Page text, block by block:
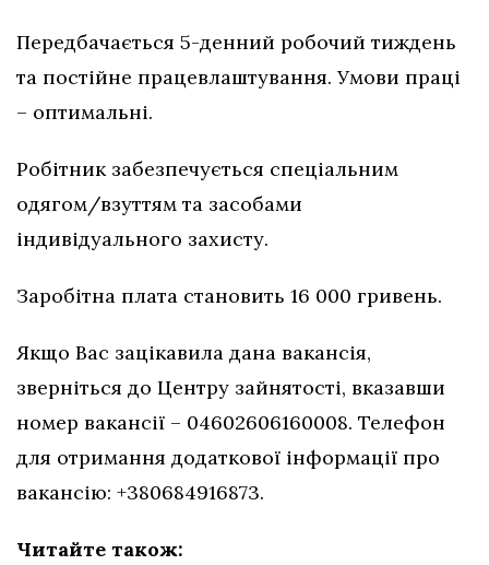
Передбачається 5-денний робочий тиждень
та постійне працевлаштування. Умови праці
– оптимальні.
Робітник забезпечується спеціальним
одягом/взуттям та засобами
індивідуального захисту.
Заробітна плата становить 16 000 гривень.
Якщо Вас зацікавила дана вакансія,
зверніться до Центру зайнятості, вказавши
номер вакансії – 04602606160008. Телефон
для отримання додаткової інформації про
вакансію: +380684916873.
Читайте також: